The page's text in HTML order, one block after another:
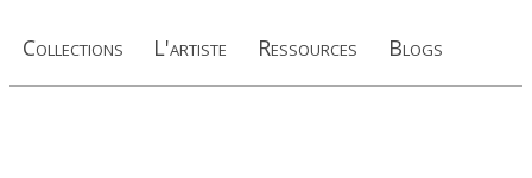
Collections L'artiste Ressources Blogs